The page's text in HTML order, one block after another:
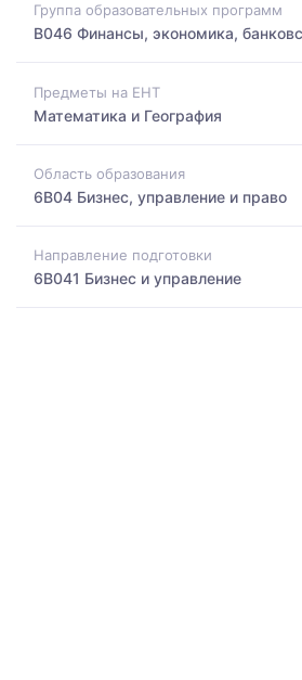
Группа образовательных программ
B046 Финансы, экономика,
Предметы на ЕНТ
Математика и География
Область образования
6B04 Бизнес, управление и право
Направление подготовки
6B041 Бизнес и управление